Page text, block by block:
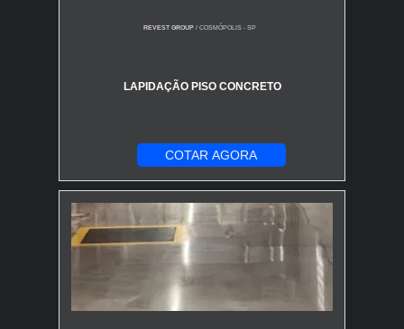
REVEST GROUP/ COSMÓPOLIS - SP
LAPIDAÇÃO PISO CONCRETO
COTAR AGORA